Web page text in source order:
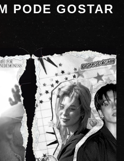
PODE GOSTAR